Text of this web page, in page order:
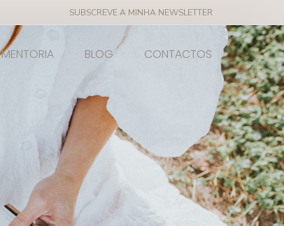
SUBSCREVE A MINHA NEWSLETTER
MENTORIA BLOG CONTACTOS